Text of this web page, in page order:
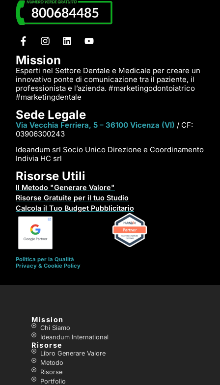
Mission
Esperti nel Settore Dentale e Medicale per creare un
innovativo ponte di comunicazione tra il paziente, il
professionista e l’azienda. #marketingodontoiatrico
#marketingdentale
Sede Legale
Via Vecchia Ferriera, 5 – 36100 Vicenza (VI) / CF:
03906300243
Ideandum srl Socio Unico Direzione e Coordinamento
Indivia HC srl
Risorse Utili
Il Metodo "Generare Valore"
Risorse Gratuite per il tuo Studio
Calcola il Tuo Budget Pubblicitario
Politica per la Qualità
Privacy & Cookie Policy
Mission
Chi Siamo
Ideandum International
Risorse
Libro Generare Valore
Metodo
Risorse
Portfolio